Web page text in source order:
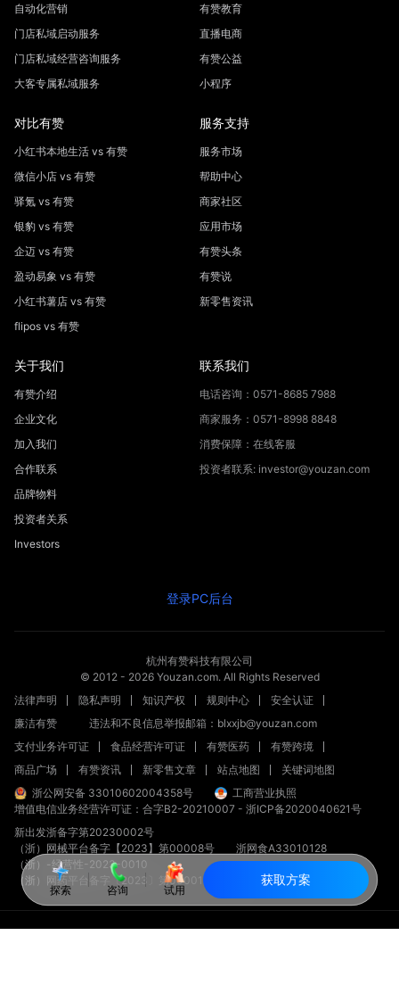
探索 咨询 试用
获取方案
自动化营销
门店私域启动服务
门店私域经营咨询服务
大客专属私域服务
有赞教育
直播电商
有赞公益
小程序
对比有赞
小红书本地生活 vs 有赞
微信小店 vs 有赞
驿氪 vs 有赞
银豹 vs 有赞
企迈 vs 有赞
盈动易象 vs 有赞
小红书薯店 vs 有赞
flipos vs 有赞
服务支持
服务市场
帮助中心
商家社区
应用市场
有赞头条
有赞说
新零售资讯
关于我们
有赞介绍
企业文化
加入我们
合作联系
品牌物料
投资者关系
Investors
联系我们
电话咨询：0571-8685 7988
商家服务：0571-8998 8848
消费保障：在线客服
投资者联系: investor@youzan.com
登录PC后台
杭州有赞科技有限公司
© 2012 - 2026Youzan.com. All Rights Reserved
法律声明
隐私声明 知识产权 规则中心
安全认证
廉洁有赞
违法和不良信息举报邮箱：blxxjb@youzan.com
支付业务许可证
食品经营许可证 有赞医药
有赞跨境
商品广场
有赞资讯 新零售文章 站点地图
关键词地图
浙公网安备 33010602004358号
工商营业执照
增值电信业务经营许可证：合字B2-20210007 - 浙ICP备2020040621号
新出发浙备字第20230002号
（浙）网械平台备字【2023】第00008号
浙网食A33010128
（浙）-经营性-2023-0010
（浙）网药平台备字〔2023〕第000012-000号